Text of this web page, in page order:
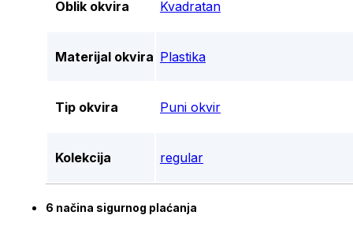
Oblik okvira Kvadratan
Materijal okvira Plastika
Tip okvira Puni okvir
Kolekcija regular
6 načina sigurnog plaćanja